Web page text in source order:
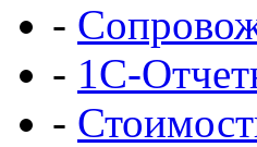
-
- 1С-
-